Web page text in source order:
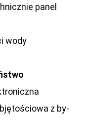
panel
wody
z by-